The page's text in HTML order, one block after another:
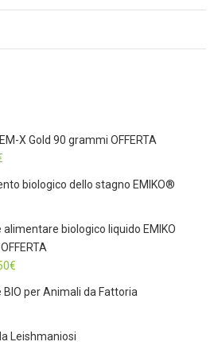
X Gold 90 grammi OFFERTA
3,75€.
biologico dello stagno EMIKO®
alimentare biologico liquido EMIKO
€
attuale
14,50€.
BIO per Animali da Fattoria
Leishmaniosi